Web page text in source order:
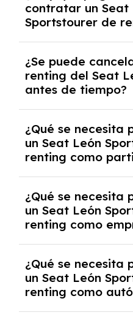
riesgo sin franquicia
cuotas mensuales.
contratar un Seat
Sportstourer de
tendrás que pagar
salvo en casos que
debido al resultado
económica.
¿Se puede
renting del Seat
antes de tiempo?
pero puede haber
cancelación
las condiciones del
experto que te
¿Qué se
un Seat León
renting como
y, en algunos casos,
crediticia y un pago
¿Qué se
un Seat León
renting como
documentación
casos, un informe de
y un pago inicial.
¿Qué se
un Seat León
renting como